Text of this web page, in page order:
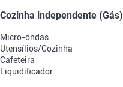
Cozinha independente (Gás)
Micro-ondas
Utensílios/Cozinha
Cafeteira
Liquidificador